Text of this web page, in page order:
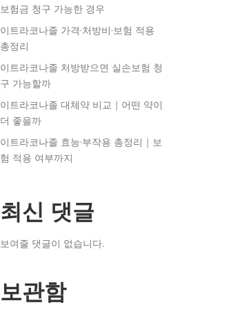
보험금 청구 가능한 경우
이트라코나졸 가격·처방비·보험 적용
총정리
이트라코나졸 처방받으면 실손보험 청
구 가능할까
이트라코나졸 대체약 비교｜어떤 약이
더 좋을까
이트라코나졸 효능·부작용 총정리｜보
험 적용 여부까지
최신 댓글
보여줄 댓글이 없습니다.
보관함